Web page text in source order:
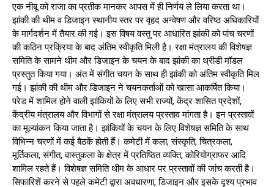
एक नीबू को राजा का प्रतीक मानकर आपस में ही निर्णय ले लिया करता था।
झांकी की थीम व डिजाइन स्थानीय स्तर पर वृहद अन्वेषण और वरिष्ठ अधिकारियों
के मार्गदर्शन में तैयार की गई। इस विषय वस्तु पर आधारित झांकी को पांच चरणों
की कठिन प्रक्रिया के बाद अंतिम स्वीकृति मिली है। रक्षा मंत्रालय की विशेषज्ञ
समिति के सामने थीम और डिजाइन के चयन के बाद झांकी का थ्रीडी मॉडल
प्रस्तुत किया गया। अंत में संगीत चयन के साथ ही झांकी को अंतिम स्वीकृति मिल
गई। झांकी की थीम और डिजाइन ने चयनकर्ताओं को खासा आकर्षित किया।
परेड में शामिल होने वाली झांकियों के लिए सभी राज्यों, केंद्र शासित प्रदेशों,
केंद्रीय मंत्रालय और विभागों से रक्षा मंत्रालय प्रस्ताव मांगता है। इन प्रस्तावों
का मूल्यांकन किया जाता है। झांकियों के चयन के लिए विशेषज्ञ समिति के साथ
विभिन्न चरणों में कई बैठकें होती हैं। कमेटी में कला, संस्कृति, चित्रकला,
मूर्तिकला, संगीत, वास्तुकला के क्षेत्र में प्रतिष्ठित व्यक्ति, कोरियोग्राफर आदि
शामिल रहते हैं। विशेषज्ञ समिति थीम के आधार पर प्रस्तावों की जांच करती है।
सिफारिशें करने से पहले कमेटी द्वारा अवधारणा, डिजाइन और इसके दृश्य प्रभाव